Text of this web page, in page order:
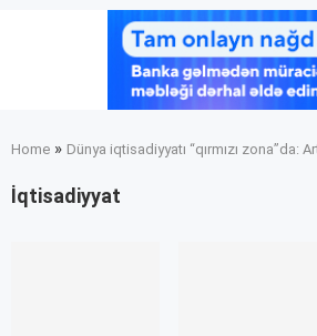
Home » Dünya iqtisadiyyatı “qırmızı zona”da:
İqtisadiyyat